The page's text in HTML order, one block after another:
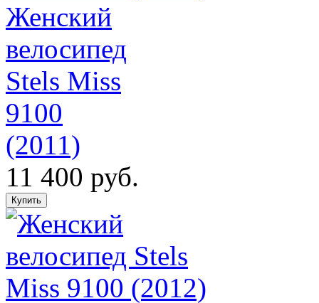
Женский
велосипед
Stels Miss
9100
(2011)
11 400 руб.